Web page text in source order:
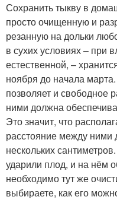
Сохранить тыкву в
просто очищенную и
резанную на дольки
в сухих условиях – при
естественной, –
ноября до начала
позволяет и свободное
ними должна
Это значит, что
расстояние между
нескольких
ударили плод, и на нём
необходимо тут же
выбираете, как его